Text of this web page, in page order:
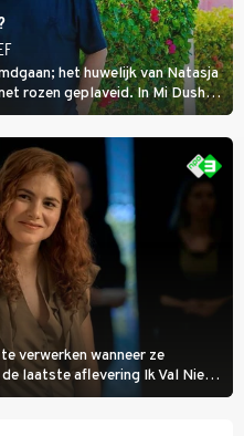
het huwelijk van Natasja
rozen geplaveid. In Mi Dushi:
het showbizzkoppel mee
hebben.
verwerken wanneer ze
laatste aflevering Ik Val Niet,
plan is op te geven, zelfs als ze